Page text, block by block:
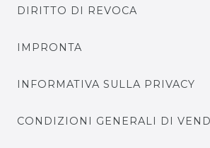
DIRITTO DI REVOCA
IMPRONTA
INFORMATIVA SULLA PRIVACY
CONDIZIONI GENERALI DI